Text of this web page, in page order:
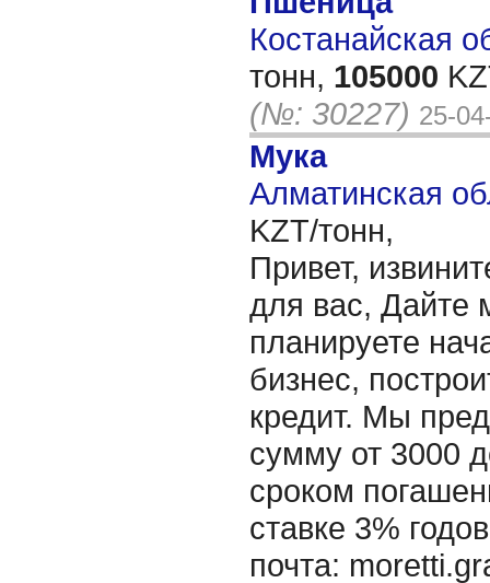
Костанайская
тонн, 105000
(№: 30227) 25-
Мука
Алматинская
KZT/тонн,
Привет,
для вас, Дайте
планируете
бизнес,
кредит. Мы
сумму от 3000
сроком
ставке 3%
почта: